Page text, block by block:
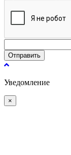
Отправить
Уведомление
×